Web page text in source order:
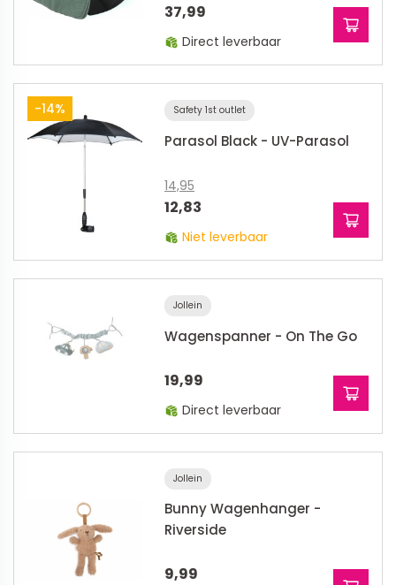
37,99
Direct leverbaar
-14% Safety 1st outlet
Parasol Black - UV-Parasol
14,95
12,83
Niet leverbaar
Jollein
Wagenspanner - On The Go
19,99
Direct leverbaar
Jollein
Bunny Wagenhanger -
Riverside
9,99